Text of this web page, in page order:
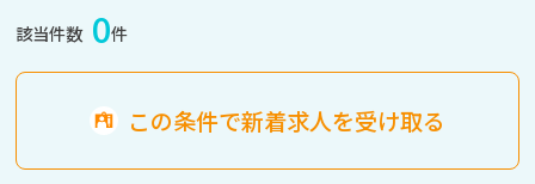
該当件数 0件
この条件で新着求人を受け取る